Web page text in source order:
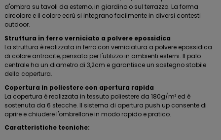
d'ombra su tavoli da esterno, in giardino o sul terrazzo. La forma
circolare e il colore ecrù si integrano facilmente in diversi contesti
outdoor.
Struttura in ferro verniciato a polvere epossidica
La struttura è realizzata in ferro con verniciatura a polvere epossidica
di colore antracite, pensata per l'utilizzo in ambienti esterni. Il palo
centrale ha un diametro di 3,2cm e garantisce un sostegno stabile
della copertura.
Copertura in poliestere con apertura rapida
La copertura è realizzata in tessuto poliestere da 180g/m² ed è
sostenuta da 6 stecche. Il sistema di apertura push up consente di
aprire e chiudere l'ombrellone in modo rapido e pratico.
Caratteristiche tecniche: